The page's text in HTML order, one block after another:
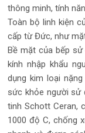
thông minh, tính
Toàn bộ linh kiện
cấp từ Đức, như
Bề mặt của bếp
kính nhập khẩu
dụng kim loại
sức khỏe người sử
tinh Schott Ceran,
1000 độ C, chống